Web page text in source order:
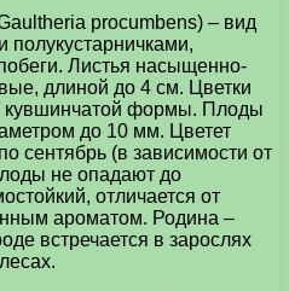
procumbens) – вид
полукустарничками,
Листья насыщенно-
длиной до 4 см. Цветки
кувшинчатой формы. Плоды
до 10 мм. Цветет
сентябрь (в зависимости от
не опадают до
отличается от
ароматом. Родина –
встречается в зарослях